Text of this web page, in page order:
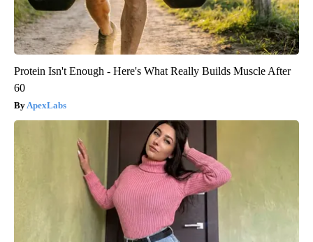
Protein Isn't Enough - Here's What Really Builds Muscle After
60
ApexLabs